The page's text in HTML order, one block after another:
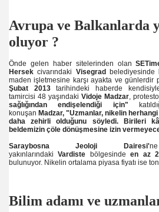
Avrupa ve Balkanlarda
oluyor ?
Önde gelen haber sitelerinden olan
Hersek civarındaki Visegrad
belediyesinde
maden işletmesine karşı ayakta ve günlerdir
Şubat 2013tarihindeki haberde
tamircisi 48 yaşındaki Vidoje Madzar,
sağlığından endişelendiği için"
konuşan Madzar, "Uzmanlar, nikelin
daha zehirli olduğunu söyledi. Birileri
beldemizin çöle dönüşmesine izin
Saraybosna Jeoloji Dairesi'
yakınlarındakiVardiste bölgesindeen az
bulunuyor. Nikelin ortalama piyasa fiyatı ise
Bilim adamı ve
sermayeye, hem de cehalete